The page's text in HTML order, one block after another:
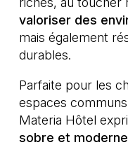
valoriser des
mais également
durables.
Parfaite pour les
espaces
Materia Hôtel
sobre et moderne